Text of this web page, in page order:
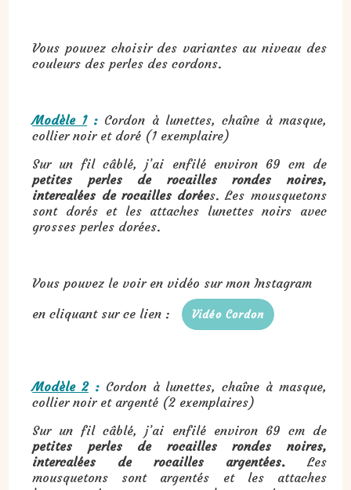
Vous pouvez choisir des variantes au niveau des
couleurs des perles des cordons.
Modèle 1: Cordon à lunettes, chaîne à masque,
collier noir et doré (1 exemplaire)
Sur un fil câblé, j’ai enfilé environ 69 cm de
petites perles de rocailles rondes noires,
intercalées de rocailles dorées. Les mousquetons
sont dorés et les attaches lunettes noirs avec
grosses perles dorées.
Vous pouvez le voir en vidéo sur mon Instagram
en cliquant sur ce lien :
Vidéo Cordon
Modèle 2: Cordon à lunettes, chaîne à masque,
collier noir et argenté (2 exemplaires)
Sur un fil câblé, j’ai enfilé environ 69 cm de
petites perles de rocailles rondes noires,
intercalées de rocailles argentées.Les
mousquetons sont argentés et les attaches